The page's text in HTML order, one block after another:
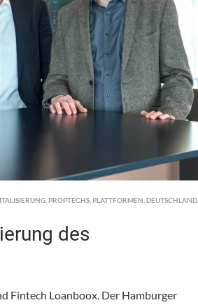
PROPTECHS PLATTFORMEN DEUTSCHLAND
des
Fintech Loanboox. Der Hamburger